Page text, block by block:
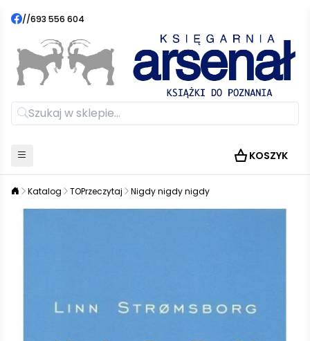
//693 556 604
KOSZYK
Katalog TOPrzeczytaj Nigdy nigdy nigdy